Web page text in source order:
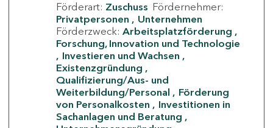
Förderart: Zuschuss Fördernehmer:
Privatpersonen
Unternehmen
Förderzweck: Arbeitsplatzförderung
Forschung, Innovation und Technologie
Investieren und Wachsen
Existenzgründung
Qualifizierung/Aus- und
Weiterbildung/Personal
Förderung
von Personalkosten
Investitionen in
Sachanlagen und Beratung